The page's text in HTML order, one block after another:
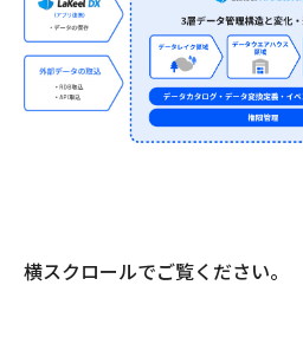
横スクロールでご覧ください。